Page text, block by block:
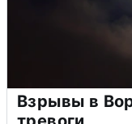
Взрывы в